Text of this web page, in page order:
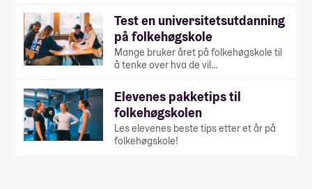
Test en universitetsutdanning
på folkehøgskole
Mange bruker året på folkehøgskole til
å tenke over hva de vil…
Elevenes pakketips til
folkehøgskolen
Les elevenes beste tips etter et år på
folkehøgskole!